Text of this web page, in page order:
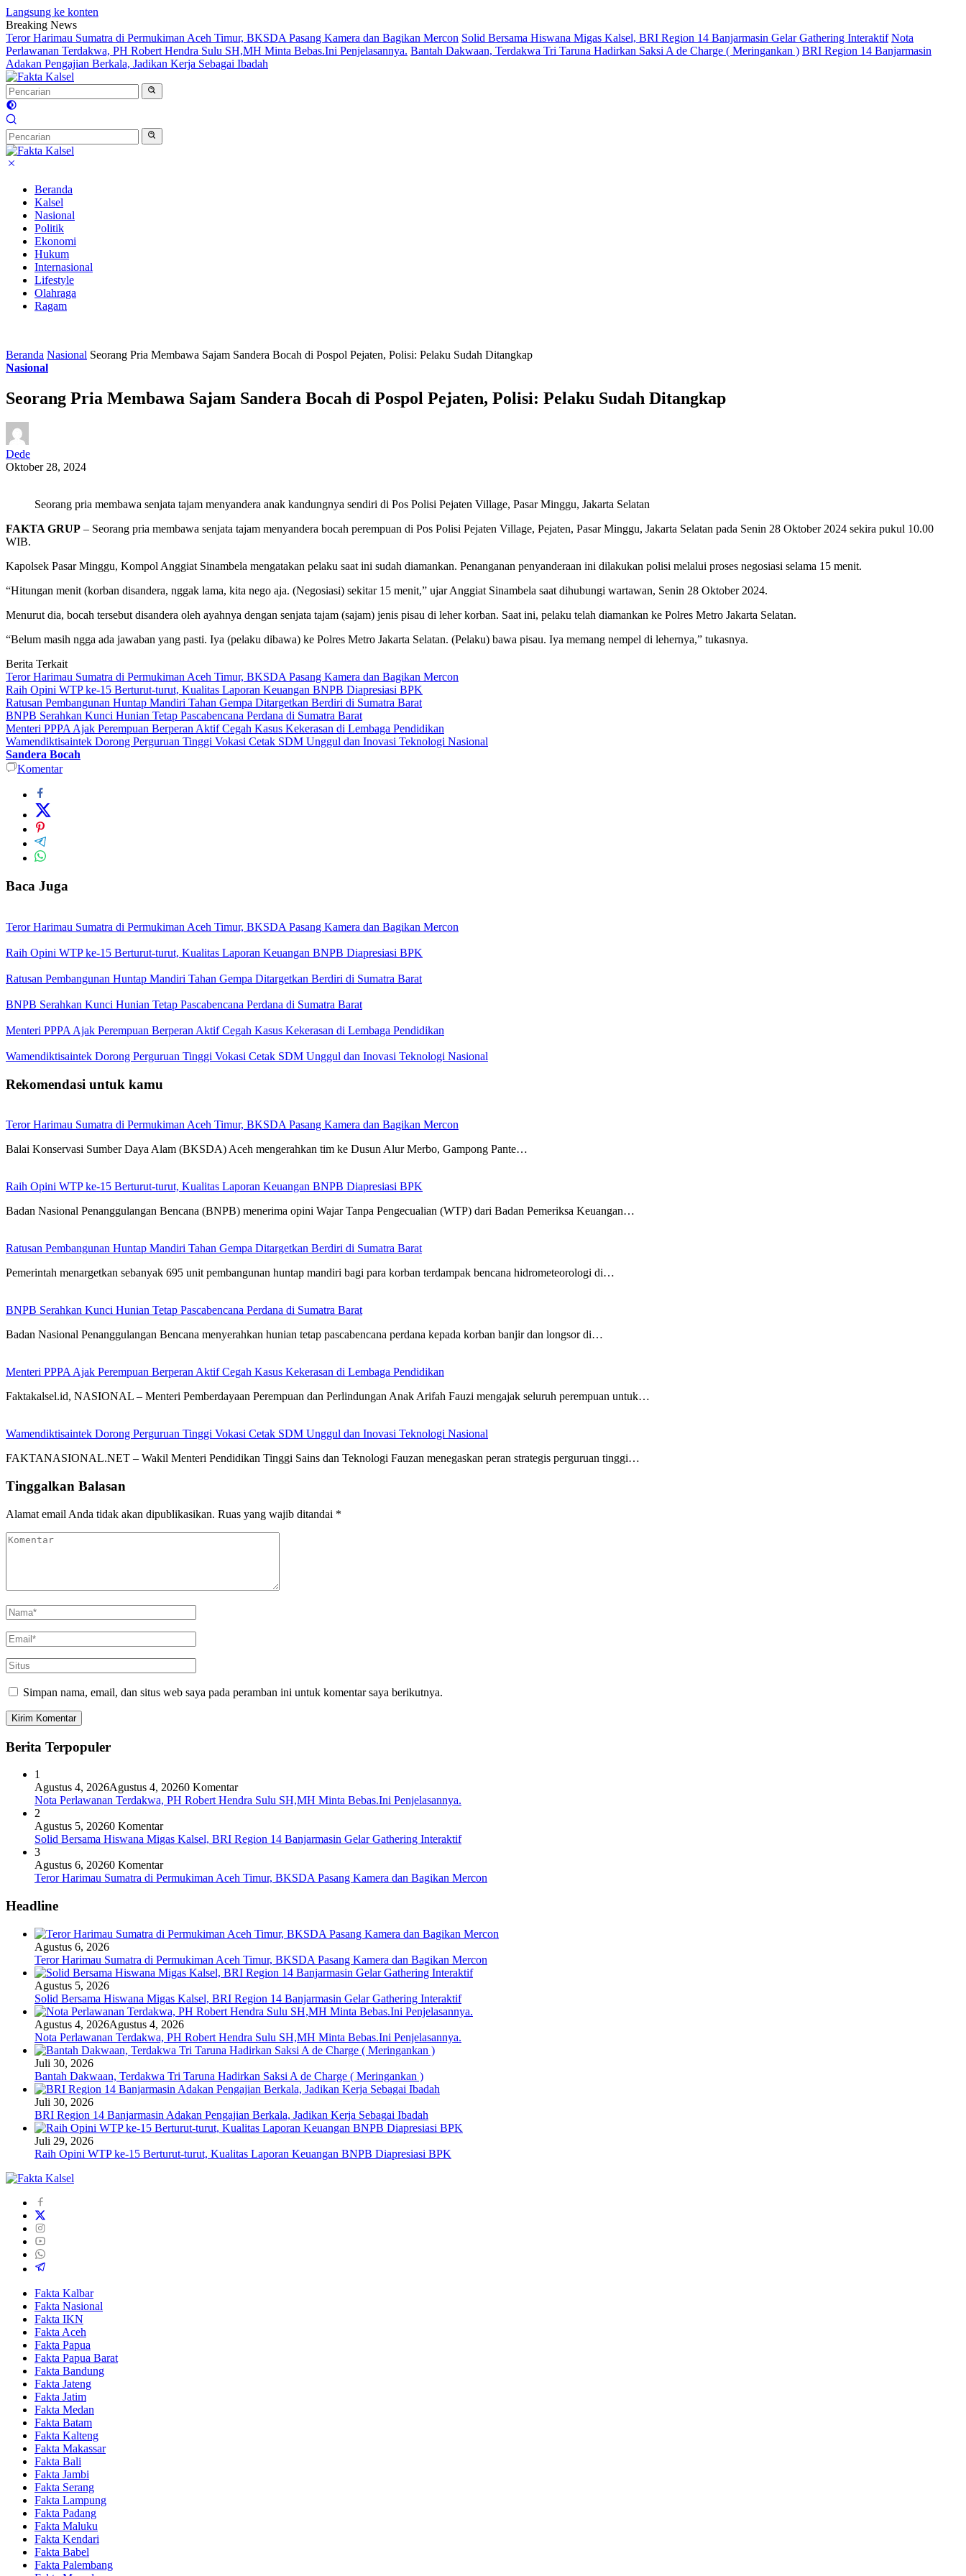
Langsung ke konten
Breaking News
Teror Harimau Sumatra di Permukiman Aceh Timur, BKSDA Pasang Kamera dan Bagikan Mercon Solid Bersama Hiswana Migas Kalsel, BRI Region 14 Banjarmasin Gelar Gathering Interaktif Nota
Perlawanan Terdakwa, PH Robert Hendra Sulu SH,MH Minta Bebas.Ini Penjelasannya. Bantah Dakwaan, Terdakwa Tri Taruna Hadirkan Saksi A de Charge ( Meringankan ) BRI Region 14 Banjarmasin
Adakan Pengajian Berkala, Jadikan Kerja Sebagai Ibadah
Beranda
Kalsel
Nasional
Politik
Ekonomi
Hukum
Internasional
Lifestyle
Olahraga
Ragam
Beranda Nasional Seorang Pria Membawa Sajam Sandera Bocah di Pospol Pejaten, Polisi: Pelaku Sudah Ditangkap
Nasional
Seorang Pria Membawa Sajam Sandera Bocah di Pospol Pejaten, Polisi: Pelaku Sudah Ditangkap
Dede
Oktober 28, 2024
Seorang pria membawa senjata tajam menyandera anak kandungnya sendiri di Pos Polisi Pejaten Village, Pasar Minggu, Jakarta Selatan
FAKTA GRUP – Seorang pria membawa senjata tajam menyandera bocah perempuan di Pos Polisi Pejaten Village, Pejaten, Pasar Minggu, Jakarta Selatan pada Senin 28 Oktober 2024 sekira pukul 10.00
WIB.
Kapolsek Pasar Minggu, Kompol Anggiat Sinambela mengatakan pelaku saat ini sudah diamankan. Penanganan penyanderaan ini dilakukan polisi melalui proses negosiasi selama 15 menit.
“Hitungan menit (korban disandera, nggak lama, kita nego aja. (Negosiasi) sekitar 15 menit,” ujar Anggiat Sinambela saat dihubungi wartawan, Senin 28 Oktober 2024.
Menurut dia, bocah tersebut disandera oleh ayahnya dengan senjata tajam (sajam) jenis pisau di leher korban. Saat ini, pelaku telah diamankan ke Polres Metro Jakarta Selatan.
“Belum masih ngga ada jawaban yang pasti. Iya (pelaku dibawa) ke Polres Metro Jakarta Selatan. (Pelaku) bawa pisau. Iya memang nempel di lehernya,” tukasnya.
Berita Terkait
Teror Harimau Sumatra di Permukiman Aceh Timur, BKSDA Pasang Kamera dan Bagikan Mercon
Raih Opini WTP ke-15 Berturut-turut, Kualitas Laporan Keuangan BNPB Diapresiasi BPK
Ratusan Pembangunan Huntap Mandiri Tahan Gempa Ditargetkan Berdiri di Sumatra Barat
BNPB Serahkan Kunci Hunian Tetap Pascabencana Perdana di Sumatra Barat
Menteri PPPA Ajak Perempuan Berperan Aktif Cegah Kasus Kekerasan di Lembaga Pendidikan
Wamendiktisaintek Dorong Perguruan Tinggi Vokasi Cetak SDM Unggul dan Inovasi Teknologi Nasional
Sandera Bocah
Komentar
Baca Juga
Teror Harimau Sumatra di Permukiman Aceh Timur, BKSDA Pasang Kamera dan Bagikan Mercon
Raih Opini WTP ke-15 Berturut-turut, Kualitas Laporan Keuangan BNPB Diapresiasi BPK
Ratusan Pembangunan Huntap Mandiri Tahan Gempa Ditargetkan Berdiri di Sumatra Barat
BNPB Serahkan Kunci Hunian Tetap Pascabencana Perdana di Sumatra Barat
Menteri PPPA Ajak Perempuan Berperan Aktif Cegah Kasus Kekerasan di Lembaga Pendidikan
Wamendiktisaintek Dorong Perguruan Tinggi Vokasi Cetak SDM Unggul dan Inovasi Teknologi Nasional
Rekomendasi untuk kamu
Teror Harimau Sumatra di Permukiman Aceh Timur, BKSDA Pasang Kamera dan Bagikan Mercon
Balai Konservasi Sumber Daya Alam (BKSDA) Aceh mengerahkan tim ke Dusun Alur Merbo, Gampong Pante…
Raih Opini WTP ke-15 Berturut-turut, Kualitas Laporan Keuangan BNPB Diapresiasi BPK
Badan Nasional Penanggulangan Bencana (BNPB) menerima opini Wajar Tanpa Pengecualian (WTP) dari Badan Pemeriksa Keuangan…
Ratusan Pembangunan Huntap Mandiri Tahan Gempa Ditargetkan Berdiri di Sumatra Barat
Pemerintah menargetkan sebanyak 695 unit pembangunan huntap mandiri bagi para korban terdampak bencana hidrometeorologi di…
BNPB Serahkan Kunci Hunian Tetap Pascabencana Perdana di Sumatra Barat
Badan Nasional Penanggulangan Bencana menyerahkan hunian tetap pascabencana perdana kepada korban banjir dan longsor di…
Menteri PPPA Ajak Perempuan Berperan Aktif Cegah Kasus Kekerasan di Lembaga Pendidikan
Faktakalsel.id, NASIONAL – Menteri Pemberdayaan Perempuan dan Perlindungan Anak Arifah Fauzi mengajak seluruh perempuan untuk…
Wamendiktisaintek Dorong Perguruan Tinggi Vokasi Cetak SDM Unggul dan Inovasi Teknologi Nasional
FAKTANASIONAL.NET – Wakil Menteri Pendidikan Tinggi Sains dan Teknologi Fauzan menegaskan peran strategis perguruan tinggi…
Tinggalkan Balasan
Alamat email Anda tidak akan dipublikasikan. Ruas yang wajib ditandai *
Simpan nama, email, dan situs web saya pada peramban ini untuk komentar saya berikutnya.
Berita Terpopuler
1
Agustus 4, 2026Agustus 4, 20260 Komentar
Nota Perlawanan Terdakwa, PH Robert Hendra Sulu SH,MH Minta Bebas.Ini Penjelasannya.
2
Agustus 5, 20260 Komentar
Solid Bersama Hiswana Migas Kalsel, BRI Region 14 Banjarmasin Gelar Gathering Interaktif
3
Agustus 6, 20260 Komentar
Teror Harimau Sumatra di Permukiman Aceh Timur, BKSDA Pasang Kamera dan Bagikan Mercon
Headline
Agustus 6, 2026
Teror Harimau Sumatra di Permukiman Aceh Timur, BKSDA Pasang Kamera dan Bagikan Mercon
Agustus 5, 2026
Solid Bersama Hiswana Migas Kalsel, BRI Region 14 Banjarmasin Gelar Gathering Interaktif
Agustus 4, 2026Agustus 4, 2026
Nota Perlawanan Terdakwa, PH Robert Hendra Sulu SH,MH Minta Bebas.Ini Penjelasannya.
Juli 30, 2026
Bantah Dakwaan, Terdakwa Tri Taruna Hadirkan Saksi A de Charge ( Meringankan )
Juli 30, 2026
BRI Region 14 Banjarmasin Adakan Pengajian Berkala, Jadikan Kerja Sebagai Ibadah
Juli 29, 2026
Raih Opini WTP ke-15 Berturut-turut, Kualitas Laporan Keuangan BNPB Diapresiasi BPK
Fakta Kalbar
Fakta Nasional
Fakta IKN
Fakta Aceh
Fakta Papua
Fakta Papua Barat
Fakta Bandung
Fakta Jateng
Fakta Jatim
Fakta Medan
Fakta Batam
Fakta Kalteng
Fakta Makassar
Fakta Bali
Fakta Jambi
Fakta Serang
Fakta Lampung
Fakta Padang
Fakta Maluku
Fakta Kendari
Fakta Babel
Fakta Palembang